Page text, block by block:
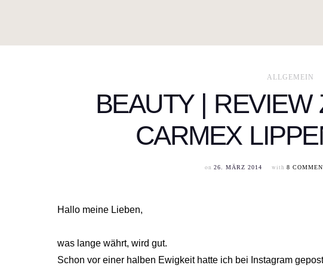
ALLGEMEIN
BEAUTY | REVIEW
CARMEX
on 26. MÄRZ 2014 with 8
Hallo meine Lieben,
was lange währt, wird gut.
Schon vor einer halben Ewigkeit hatte ich bei Instagram